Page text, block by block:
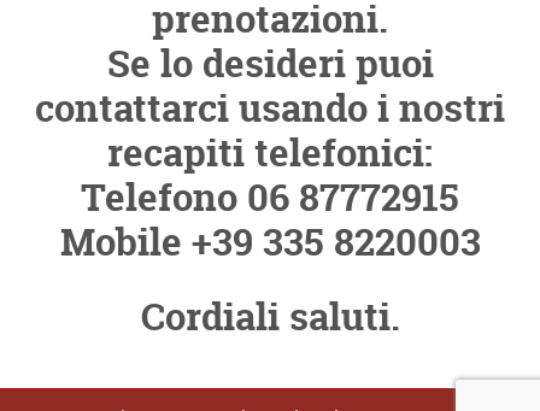
prenotazioni.
Se lo desideri puoi
contattarci usando i nostri
recapiti telefonici:
Telefono 06 87772915
Mobile +39 335 8220003
Cordiali saluti.